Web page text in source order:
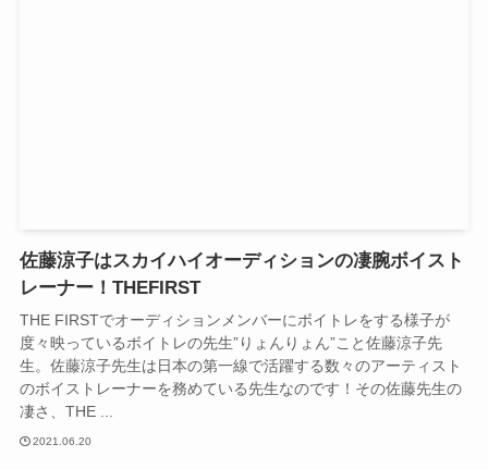
佐藤涼子はスカイハイオーディションの凄腕ボイスト
レーナー！THEFIRST
THE FIRSTでオーディションメンバーにボイトレをする様子が
度々映っているボイトレの先生”りょんりょん”こと佐藤涼子先
生。佐藤涼子先生は日本の第一線で活躍する数々のアーティスト
のボイストレーナーを務めている先生なのです！その佐藤先生の
凄さ、THE ...
2021.06.20